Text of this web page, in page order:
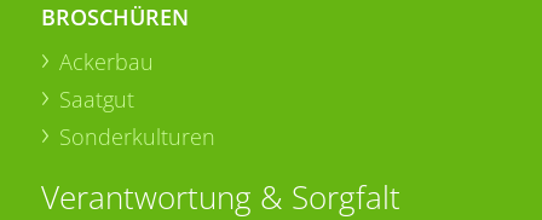
BROSCHÜREN
Ackerbau
Saatgut
Sonderkulturen
Verantwortung & Sorgfalt